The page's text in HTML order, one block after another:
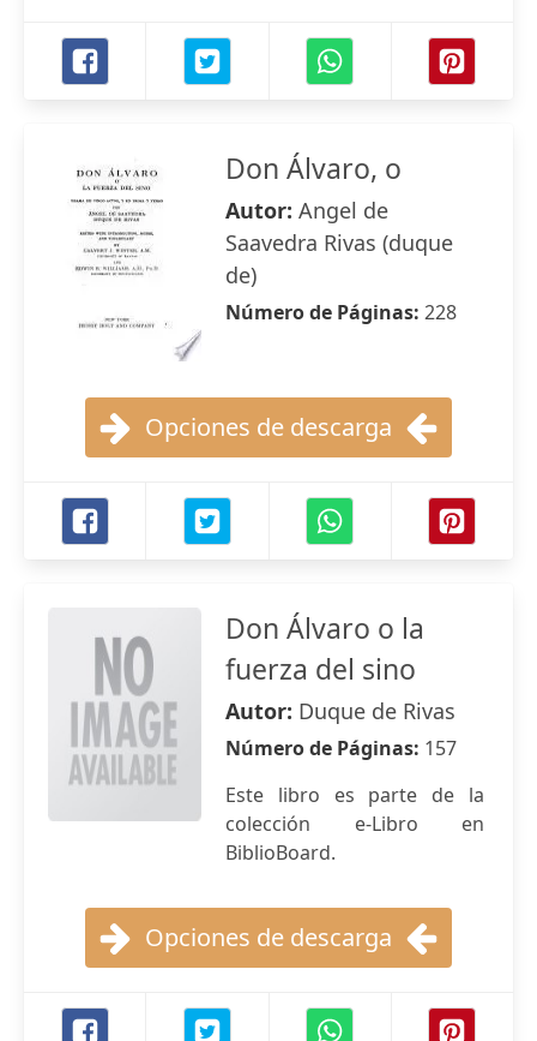
Don Álvaro, o
Autor: Angel de
Saavedra Rivas (duque
de)
Número de Páginas: 228
Opciones de descarga
Don Álvaro o la
fuerza del sino
Autor: Duque de Rivas
Número de Páginas: 157
Este libro es parte de la
colección e-Libro en
BiblioBoard.
Opciones de descarga